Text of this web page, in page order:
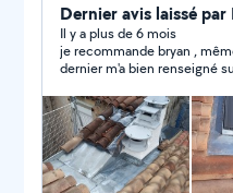
plus répondre à qui
100 euros HT par mois . Merci allô voisin... N'hésitez
pas à nous retrouver
Dernier avis laissé
Il y a plus de 6 mois
je recommande bryan ,
dernier m'a bien renseigné